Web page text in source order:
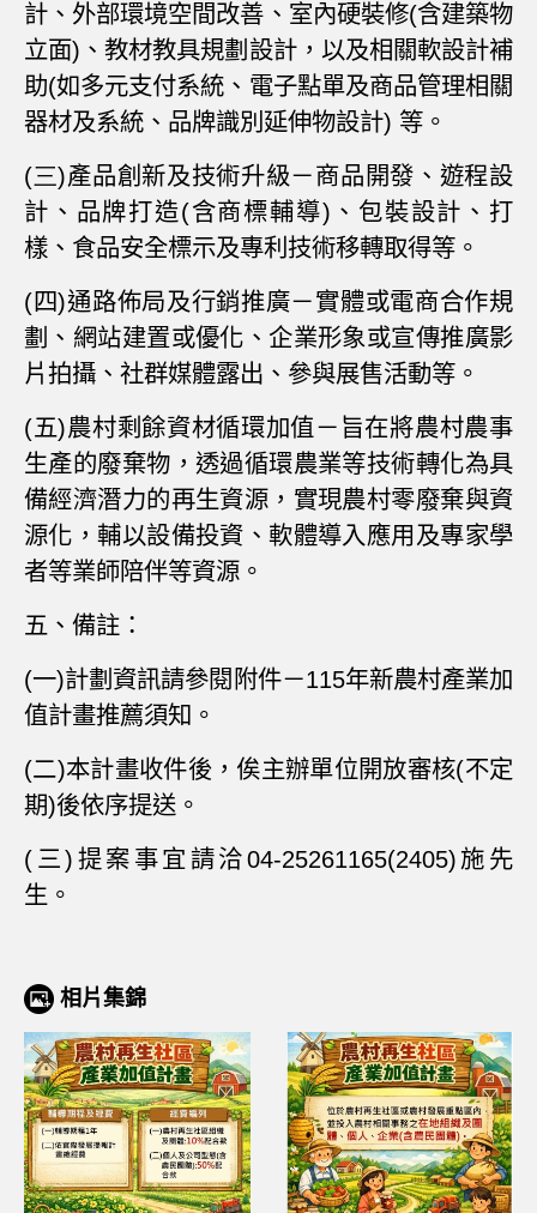
計、外部環境空間改善、室內硬裝修(含建築物
立面) 、教材教具規劃設計，以及相關軟設計補
助(如多元支付系統、電子點單及商品管理相關
器材及系統、品牌識別延伸物設計) 等。
(三)產品創新及技術升級－商品開發、遊程設
計、品牌打造(含商標輔導) 、包裝設計、打
樣、食品安全標示及專利技術移轉取得等。
(四)通路佈局及行銷推廣－實體或電商合作規
劃、網站建置或優化、企業形象或宣傳推廣影
片拍攝、社群媒體露出、參與展售活動等。
(五)農村剩餘資材循環加值－旨在將農村農事
生產的廢棄物，透過循環農業等技術轉化為具
備經濟潛力的再生資源，實現農村零廢棄與資
源化，輔以設備投資、軟體導入應用及專家學
者等業師陪伴等資源。
五、備註：
(一)計劃資訊請參閱附件－115年新農村產業加
值計畫推薦須知 。
(二)本計畫收件後，俟主辦單位開放審核(不定
期)後依序提送。
(三)提案事宜請洽04-25261165(2405)施先
生。
相片集錦